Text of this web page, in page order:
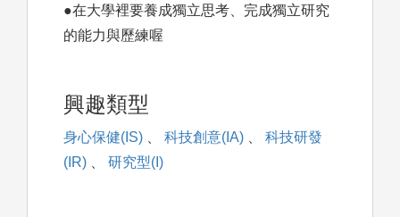
●在大學裡要養成獨立思考、完成獨立研究
的能力與歷練喔
興趣類型
身心保健(IS) 、 科技創意(IA) 、
科技研發
(IR) 、 研究型(I)